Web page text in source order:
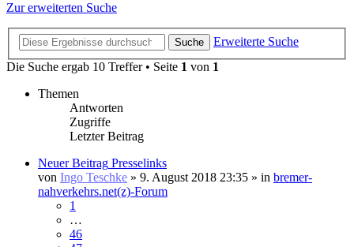
Zur erweiterten Suche
Suche
Erweiterte Suche
Die Suche ergab 10 Treffer • Seite 1 von 1
Themen
Antworten
Zugriffe
Letzter Beitrag
Neuer Beitrag Presselinks
von Ingo Teschke » 9. August 2018 23:35 » in bremer-
nahverkehrs.net(z)-Forum
1
…
46